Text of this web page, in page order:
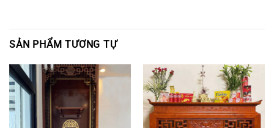
SẢN PHẨM TƯƠNG TỰ